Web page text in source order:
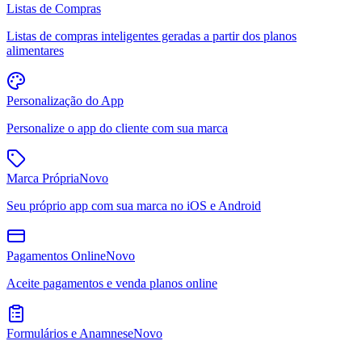
Listas de Compras
Listas de compras inteligentes geradas a partir dos planos
alimentares
Personalização do App
Personalize o app do cliente com sua marca
Marca PrópriaNovo
Seu próprio app com sua marca no iOS e Android
Pagamentos OnlineNovo
Aceite pagamentos e venda planos online
Formulários e AnamneseNovo